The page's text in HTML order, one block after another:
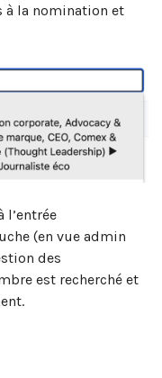
à la nomination et
l’entrée
(en vue admin
des
est recherché et